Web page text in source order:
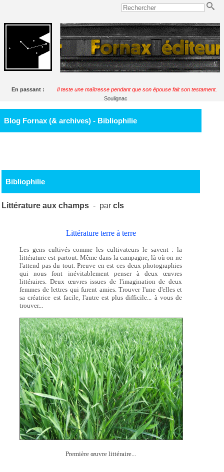
En passant :
Il teste une maîtresse pendant que son épouse fait son testament.
Soulignac
Blog Fornax (& archives) - Bibliophilie
Bibliophilie
Littérature aux champs - parcls
Littérature terre à terre
Les gens cultivés comme les cultivateurs le savent : la
littérature est partout. Même dans la campagne, là où on ne
l'attend pas du tout. Preuve en est ces deux photographies
qui nous font inévitablement penser à deux œuvres
littéraires. Deux œuvres issues de l'imagination de deux
femmes de lettres qui furent amies. Trouver l'une d'elles et
sa créatrice est facile, l'autre est plus difficile... à vous de
trouver...
Première œuvre littéraire...